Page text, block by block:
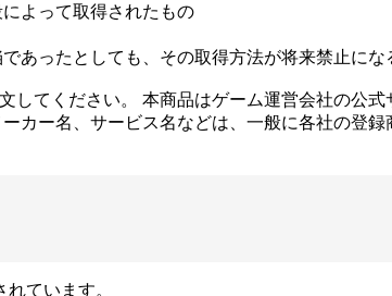
よって取得されたもの
ったとしても、その取得方法が将来禁止に
してください。 本商品はゲーム運営会社の公
カー名、サービス名などは、一般に各社の登
ています。